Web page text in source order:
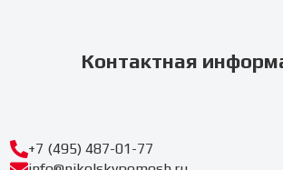
Контактная
+7 (495) 487-01-77